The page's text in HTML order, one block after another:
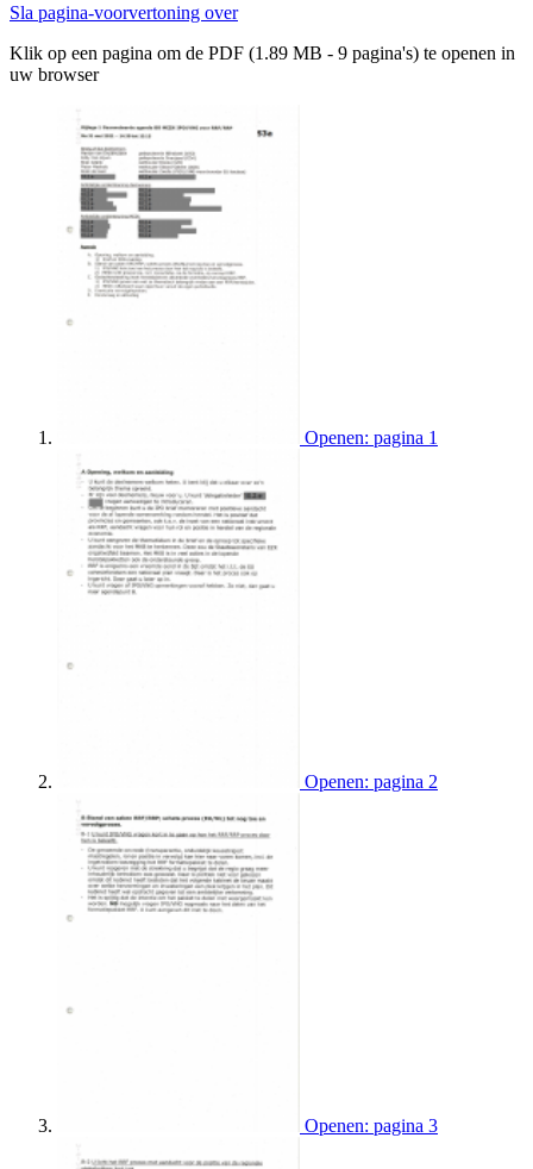
Sla pagina-voorvertoning over
Klik op een pagina om de PDF (1.89 MB - 9 pagina's) te openen in
uw browser
Openen: pagina 1
Openen: pagina 2
Openen: pagina 3